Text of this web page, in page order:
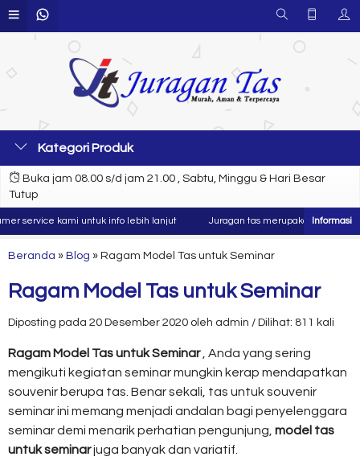
Kategori Produk
Buka jam 08.00 s/d jam 21.00 , Sabtu, Minggu & Hari Besar
Tutup
kami untuk info lebih lanjut Juragan tas merupakan produsen
Beranda » Blog » Ragam Model Tas untuk Seminar
Ragam Model Tas untuk Seminar
Diposting pada 20 Desember 2020 oleh admin / Dilihat: 811 kali
Ragam Model Tas untuk Seminar, Anda yang sering
mengikuti kegiatan seminar mungkin kerap mendapatkan
souvenir berupa tas. Benar sekali, tas untuk souvenir
seminar ini memang menjadi andalan bagi penyelenggara
seminar demi menarik perhatian pengunjung, model tas
untuk seminarjuga banyak dan variatif.